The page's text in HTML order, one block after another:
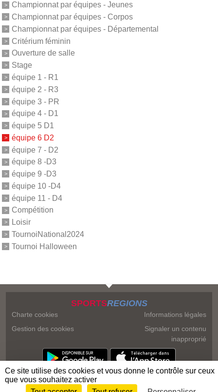
Championnat par équipes - Jeunes
Championnat par équipes - Corpos
Championnat par équipes - Départemental
Critérium féminin
Ouverture de salle
Stage
équipe 1 - R1
équipe 2 - R3
équipe 3 - PR
équipe 4 - D1
équipe 5 D1
équipe 6 D2
équipe 7 - D2
équipe 8 -D3
équipe 9 -D3
équipe 10 -D4
équipe 11 - D4
Compétition
Loisir
TournoiNational2024
Tournoi Halloween
SPORTSREGIONS
Charte cookies
Gestion des cookies
Informations légales
Signaler un contenu
inapproprié
Ce site utilise des cookies et vous donne le contrôle sur ceux
que vous souhaitez activer